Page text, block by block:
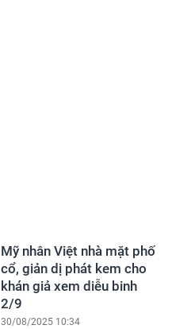
Mỹ nhân Việt nhà mặt phố
cổ, giản dị phát kem cho
khán giả xem diễu binh
2/9
30/08/2025 10:34